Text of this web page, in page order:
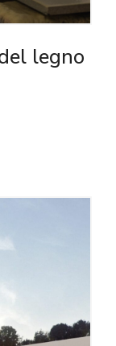
legno